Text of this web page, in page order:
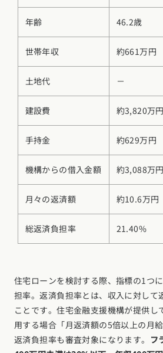
年齢 46.2歳
世帯年収 約661万円
土地代 －
建設費 約3,820万円
手持金 約629万円
機構からの借入金額 約3,088万円
月々の返済額 約10.6万円
総返済負担率 21.40%
住宅ローンを検討する際、指標の1つ
担率。返済負担率とは、収入に対して
ことです。住宅金融支援機構が提供し
用する場合「月返済額の5倍以上の月
返済負担率も審査対象になります。 フ